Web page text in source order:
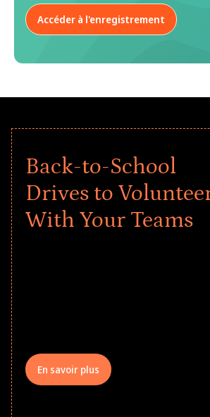
efforts, des données incohérentes et
expérience disparate à la fois pour
Accéder à l'enregistrement
Back-to-School
Drives to
With Your Teams
En savoir plus